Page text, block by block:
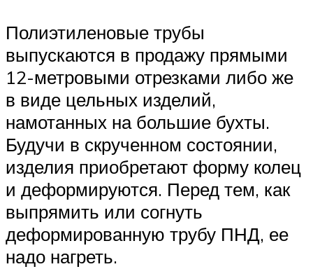
Полиэтиленовые трубы
выпускаются в продажу прямыми
12-метровыми отрезками либо же
в виде цельных изделий,
намотанных на большие бухты.
Будучи в скрученном состоянии,
изделия приобретают форму колец
и деформируются. Перед тем, как
выпрямить или согнуть
деформированную трубу ПНД, ее
надо нагреть.